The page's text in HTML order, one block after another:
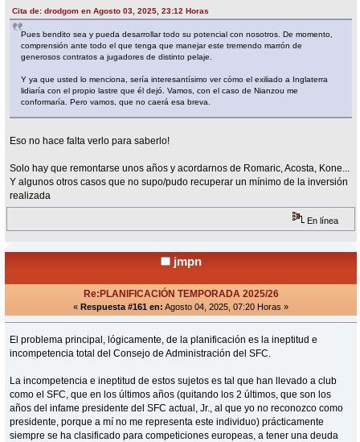
Cita de: drodgom en Agosto 03, 2025, 23:12 Horas
Pues bendito sea y pueda desarrollar todo su potencial con nosotros. De momento,
comprensión ante todo el que tenga que manejar este tremendo marrón de
generosos contratos a jugadores de distinto pelaje.
Y ya que usted lo menciona, sería interesantísimo ver cómo el exiliado a Inglaterra
lidiaría con el propio lastre que él dejó. Vamos, con el caso de Nianzou me
conformaría. Pero vamos, que no caerá esa breva.
Eso no hace falta verlo para saberlo!
Solo hay que remontarse unos años y acordarnos de Romaric, Acosta, Kone...
Y algunos otros casos que no supo/pudo recuperar un mínimo de la inversión
realizada
En línea
jmpn
Re:PLANIFICACIÓN TEMPORADA 2025/26
« Respuesta #161 en: Agosto 04, 2025, 07:20 Horas »
El problema principal, lógicamente, de la planificación es la ineptitud e
incompetencia total del Consejo de Administración del SFC.
La incompetencia e ineptitud de estos sujetos es tal que han llevado a club
como el SFC, que en los últimos años (quitando los 2 últimos, que son los
años del infame presidente del SFC actual, Jr., al que yo no reconozco como
presidente, porque a mí no me representa este individuo) prácticamente
siempre se ha clasificado para competiciones europeas, a tener una deuda